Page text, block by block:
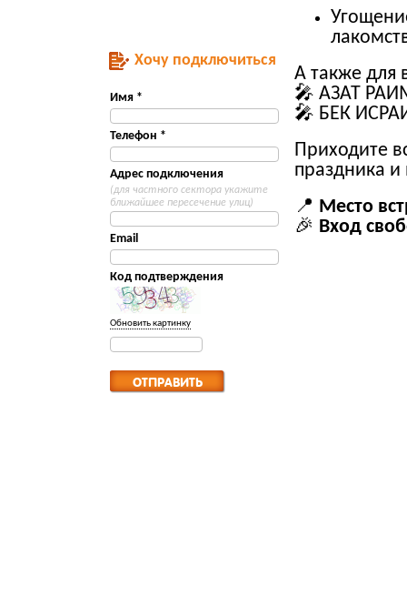
Хочу подключиться
Имя *
Телефон *
Адрес подключения
(для частного сектора укажите
ближайшее пересечение улиц)
Email
Код подтверждения
Обновить картинку
А также для
🎤 АЗАТ
🎤 БЕК
Приходите
праздника и
📍 Место
🎉 Вход